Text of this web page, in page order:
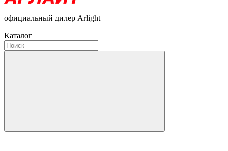
официальный дилер Arlight
Каталог